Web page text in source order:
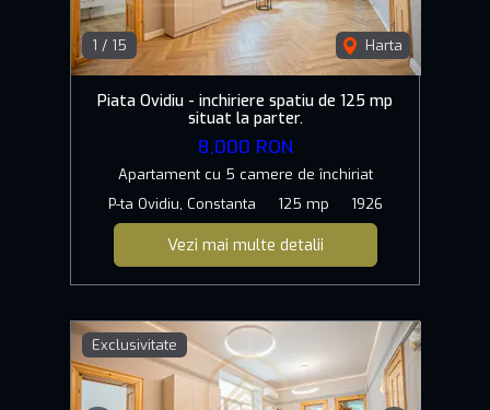
1 / 15 Harta
Piata Ovidiu - inchiriere spatiu de 125 mp
situat la parter.
8,000 RON
Apartament cu 5 camere de închiriat
P-ta Ovidiu, Constanta
125 mp 1926
Vezi mai multe detalii
Exclusivitate